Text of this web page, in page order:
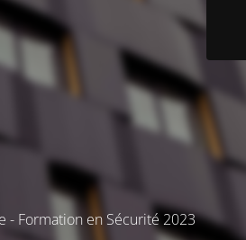
- Formation en Sécurité 2023